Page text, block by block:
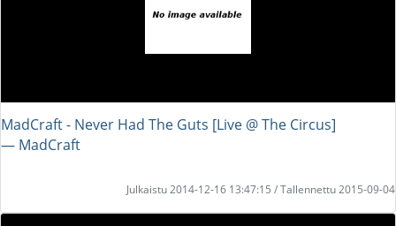
MadCraft - Never Had The Guts [Live @ The Circus]
― MadCraft
Julkaistu 2014-12-16 13:47:15 / Tallennettu 2015-09-04